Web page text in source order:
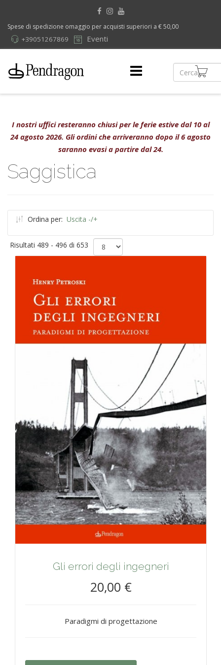
Spese di spedizione omaggio per acquisti superiori a € 50,00
Eventi
+39051267869
I nostri uffici resteranno chiusi per le ferie estive dal 10 al
24 agosto 2026. Gli ordini che arriveranno dopo il 6 agosto
saranno evasi a partire dal 24.
Saggistica
Ordina per: Uscita -/+
Risultati 489 - 496 di 653
Gli errori degli ingegneri
20,00 €
Paradigmi di progettazione